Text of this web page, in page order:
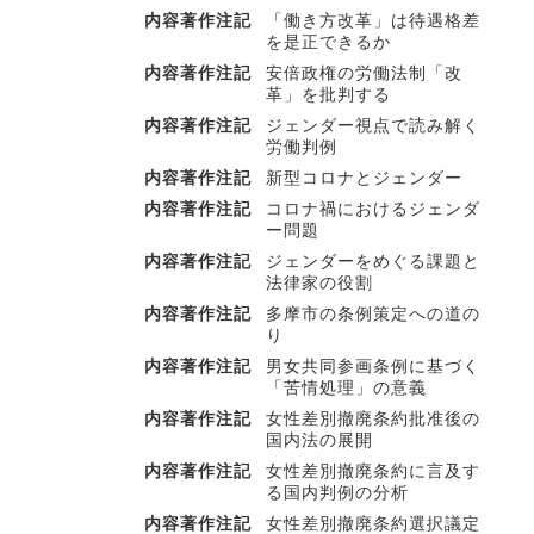
内容著作注記
「働き方改革」は待遇格差
を是正できるか
内容著作注記
安倍政権の労働法制「改
革」を批判する
内容著作注記
ジェンダー視点で読み解く
労働判例
内容著作注記
新型コロナとジェンダー
内容著作注記
コロナ禍におけるジェンダ
ー問題
内容著作注記
ジェンダーをめぐる課題と
法律家の役割
内容著作注記
多摩市の条例策定への道の
り
内容著作注記
男女共同参画条例に基づく
「苦情処理」の意義
内容著作注記
女性差別撤廃条約批准後の
国内法の展開
内容著作注記
女性差別撤廃条約に言及す
る国内判例の分析
内容著作注記
女性差別撤廃条約選択議定